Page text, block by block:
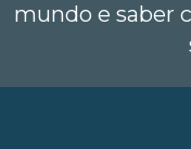
mundo e saber